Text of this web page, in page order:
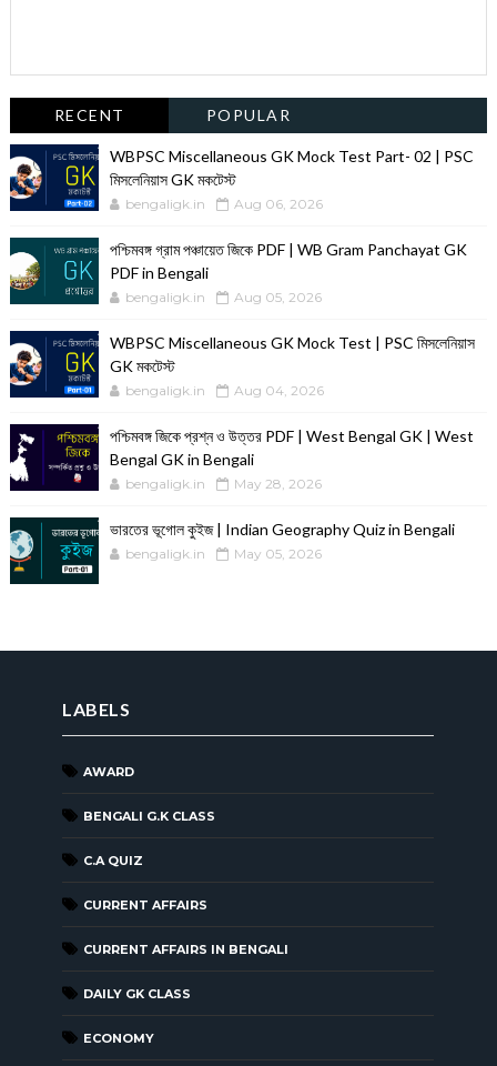
RECENT POPULAR
WBPSC Miscellaneous GK Mock Test Part- 02 | PSC
মিসলেনিয়াস GK মকটেস্ট
bengaligk.in Aug 06, 2026
পশ্চিমবঙ্গ গ্রাম পঞ্চায়েত জিকে PDF | WB Gram Panchayat GK
PDF in Bengali
bengaligk.in Aug 05, 2026
WBPSC Miscellaneous GK Mock Test | PSC মিসলেনিয়াস
GK মকটেস্ট
bengaligk.in Aug 04, 2026
পশ্চিমবঙ্গ জিকে প্রশ্ন ও উত্তর PDF | West Bengal GK | West
Bengal GK in Bengali
bengaligk.in May 28, 2026
ভারতের ভূগোল কুইজ | Indian Geography Quiz in Bengali
bengaligk.in May 05, 2026
LABELS
AWARD
BENGALI G.K CLASS
C.A QUIZ
CURRENT AFFAIRS
CURRENT AFFAIRS IN BENGALI
DAILY GK CLASS
ECONOMY